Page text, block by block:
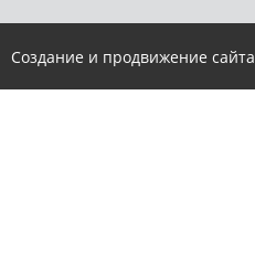
Создание и продвижение сайта